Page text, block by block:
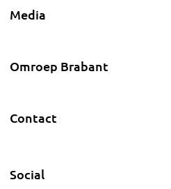
Media
Omroep Brabant
Contact
Social